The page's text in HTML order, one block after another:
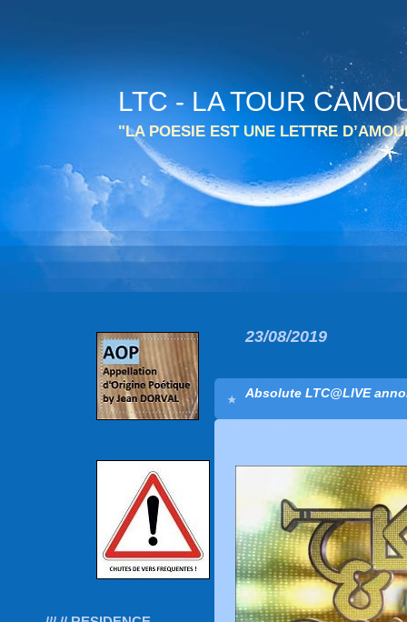
LTC - LA TOUR
"LA POESIE EST UNE LETTRE
23/08/2019
Absolute LTC@LIVE